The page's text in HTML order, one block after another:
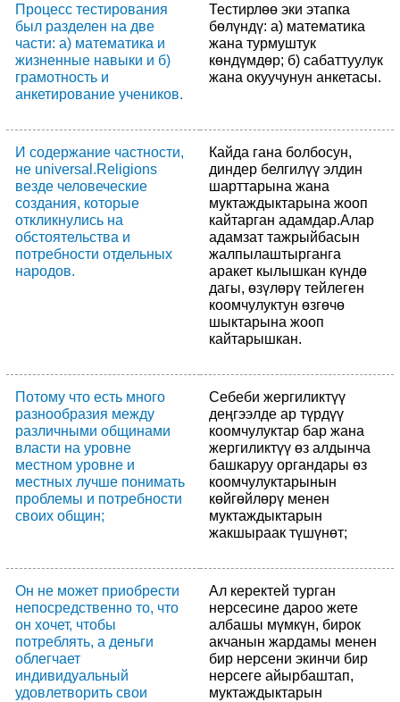
Процесс тестирования
был разделен на две
части: а) математика и
жизненные навыки и б)
грамотность и
анкетирование учеников.
Тестирлөө эки этапка
бөлүндү: а) математика
жана турмуштук
көндүмдөр; б) сабаттуулук
жана окуучунун анкетасы.
И содержание частности,
не universal.Religions
везде человеческие
создания, которые
откликнулись на
обстоятельства и
потребности отдельных
народов.
Кайда гана болбосун,
диндер белгилүү элдин
шарттарына жана
муктаждыктарына жооп
кайтарган адамдар.Алар
адамзат тажрыйбасын
жалпылаштырганга
аракет кылышкан күндө
дагы, өзүлөрү тейлеген
коомчулуктун өзгөчө
шыктарына жооп
кайтарышкан.
Потому что есть много
разнообразия между
различными общинами
власти на уровне
местном уровне и
местных лучше понимать
проблемы и потребности
своих общин;
Себеби жергиликтүү
деңгээлде ар түрдүү
коомчулуктар бар жана
жергиликтүү өз алдынча
башкаруу органдары өз
коомчулуктарынын
көйгөйлөрү менен
муктаждыктарын
жакшыраак түшүнөт;
Он не может приобрести
непосредственно то, что
он хочет, чтобы
потреблять, а деньги
облегчает
индивидуальный
удовлетворить свои
Ал керектей турган
нерсесине дароо жете
албашы мүмкүн, бирок
акчанын жардамы менен
бир нерсени экинчи бир
нерсеге айырбаштап,
муктаждыктарын